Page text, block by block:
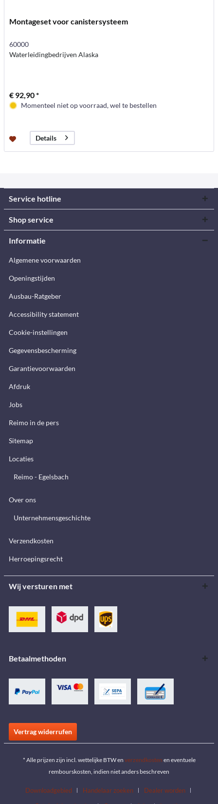
Montageset voor canistersysteem
60000
Waterleidingbedrijven Alaska
€ 92,90 *
Momenteel niet op voorraad, wel te bestellen
Details
Service hotline
Shop service
Informatie
Algemene voorwaarden
Openingstijden
Ausbau-Ratgeber
Accessibility statement
Cookie-instellingen
Gegevensbescherming
Garantievoorwaarden
Afdruk
Jobs
Reimo in de pers
Sitemap
Locaties
Reimo - Egelsbach
Over ons
Unternehmensgeschichte
Verzendkosten
Herroepingsrecht
Wij versturen met
Betaalmethoden
Vertrag widerrufen
* Alle prijzen zijn incl. wettelijke BTW en verzendkosten en eventuele
rembourskosten, indien niet anders beschreven
Downloadgebied Handelaar zoeken
Dealer worden